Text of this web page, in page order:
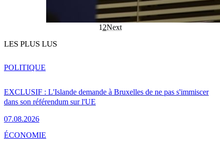
1 2Next
LES PLUS LUS
EXCLUSIF : L'Islande demande à Bruxelles de ne pas s'immiscer
dans son référendum sur l'UE
07.08.2026
POLITIQUE
ÉCONOMIE